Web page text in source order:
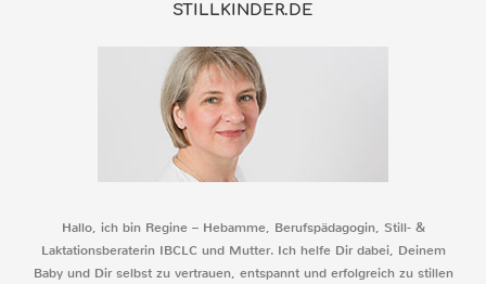
STILLKINDER.DE
Hallo, ich bin Regine – Hebamme, Berufspädagogin, Still- &
Laktationsberaterin IBCLC und Mutter. Ich helfe Dir dabei, Deinem
Baby und Dir selbst zu vertrauen, entspannt und erfolgreich zu stillen